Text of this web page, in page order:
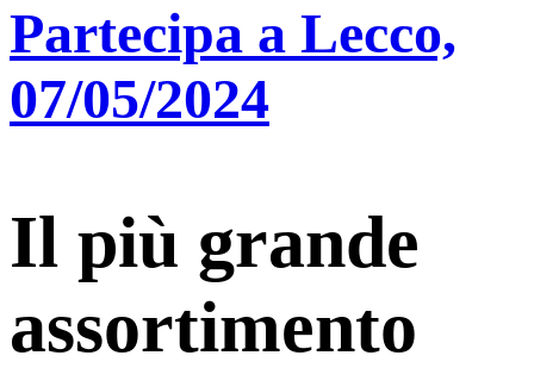
Partecipa a Lecco,
07/05/2024
Il più grande
assortimento